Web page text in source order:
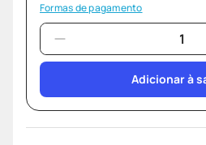
Formas de pagamento
Adicionar à